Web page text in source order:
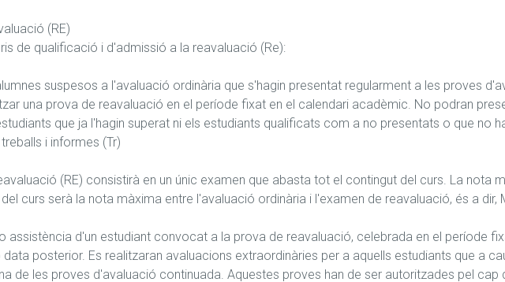
(RE)
de qualificació i d'admissió a la reavaluació (Re):
suspesos a l'avaluació ordinària que s'hagin presentat regularment a les proves
una prova de reavaluació en el període fixat en el calendari acadèmic. No podran
que ja l'hagin superat ni els estudiants qualificats com a no presentats o que no
i informes (Tr)
(RE) consistirà en un únic examen que abasta tot el contingut del curs. La nota
curs serà la nota màxima entre l'avaluació ordinària i l'examen de reavaluació, és a dir,
assistència d'un estudiant convocat a la prova de reavaluació, celebrada en el període
data posterior. Es realitzaran avaluacions extraordinàries per a aquells estudiants que a
de les proves d'avaluació continuada. Aquestes proves han de ser autoritzades pel